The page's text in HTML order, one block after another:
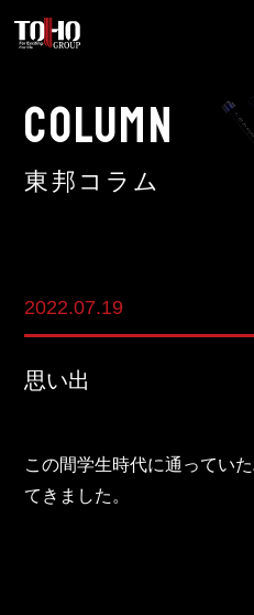
中古車販売事業
輸出入事業
新卒・キャリア採用コンサ
COLUMN
東邦コラム
2022.07.19
思い出
この間学生時代に通ってい
てきました。